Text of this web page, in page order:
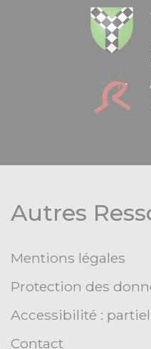
Autres
Mentions légales
Protection des
Accessibilité :
Contact